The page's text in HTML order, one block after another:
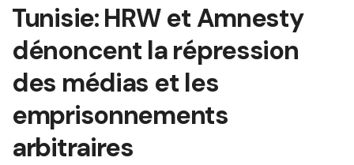
Tunisie: HRW et Amnesty
dénoncent la répression
des médias et les
emprisonnements
arbitraires